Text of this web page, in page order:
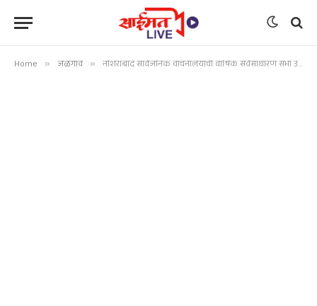
Home » जळगाव » नशिराबाद सार्वजनिक वाचनालयाची वार्षिक सर्वसाधारण सभा उत्साहात; विकासात्मक निर्णयांना मंजुरी!